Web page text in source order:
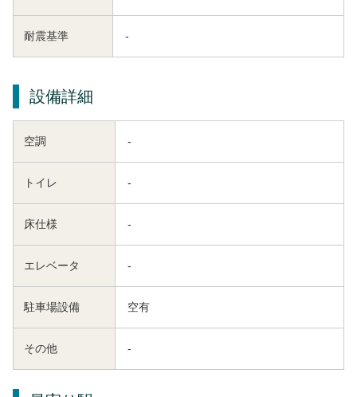
耐震基準 -
設備詳細
空調 -
トイレ -
床仕様 -
エレベータ -
駐車場設備 空有
その他 -